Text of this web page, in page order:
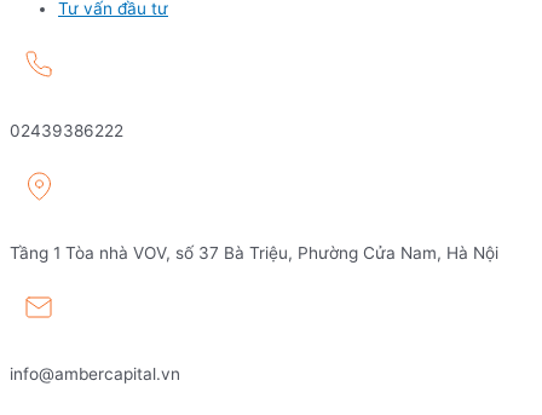
Tư vấn đầu tư
02439386222
Tầng 1 Tòa nhà VOV, số 37 Bà Triệu, Phường Cửa Nam, Hà Nội
info@ambercapital.vn